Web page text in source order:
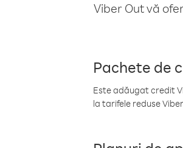
Viber Out vă
Pachete de
Este adăugat credit
la tarifele reduse